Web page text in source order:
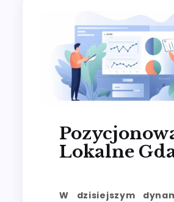
Lokalne
W dzisiejszym